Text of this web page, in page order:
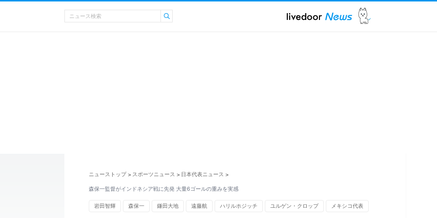
ニューストップ > スポーツニュース > 日本代表ニュース >
森保一監督がインドネシア戦に先発 大量6ゴールの重みを実感
岩田智輝 森保一 鎌田大地 遠藤航 ハリルホジッチ ユルゲン・クロップ メキシコ代表